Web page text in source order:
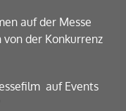
auf der Messe
der Konkurrenz
auf Events